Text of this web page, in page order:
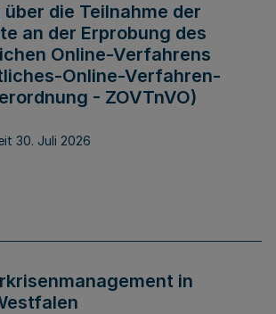
die Teilnahme der
an der Erprobung des
Online-Verfahrens
Online-Verfahren-
- ZOVTnVO)
30. Juli 2026
in